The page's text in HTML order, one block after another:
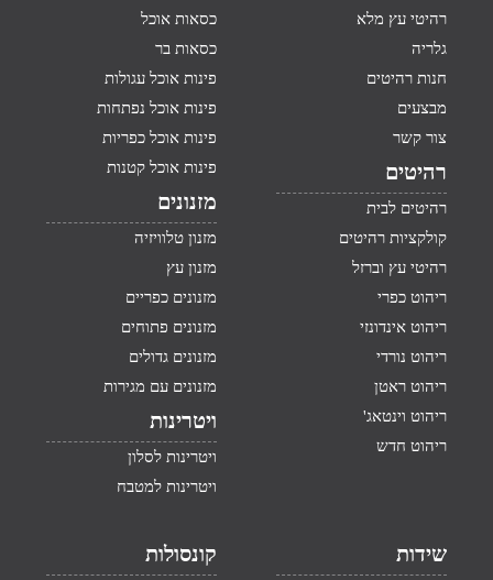
רהיטי עץ מלא
גלריה
חנות רהיטים
מבצעים
צור קשר
רהיטים
רהיטים לבית
קולקציות רהיטים
רהיטי עץ וברזל
ריהוט כפרי
ריהוט אינדונזי
ריהוט נורדי
ריהוט ראטן
ריהוט וינטאג'
ריהוט חדש
כסאות אוכל
כסאות בר
פינות אוכל עגולות
פינות אוכל נפתחות
פינות אוכל כפריות
פינות אוכל קטנות
מזנונים
מזנון טלוויזיה
מזנון עץ
מזנונים כפריים
מזנונים פתוחים
מזנונים גדולים
מזנונים עם מגירות
ויטרינות
ויטרינות לסלון
ויטרינות למטבח
שידות קונסולות